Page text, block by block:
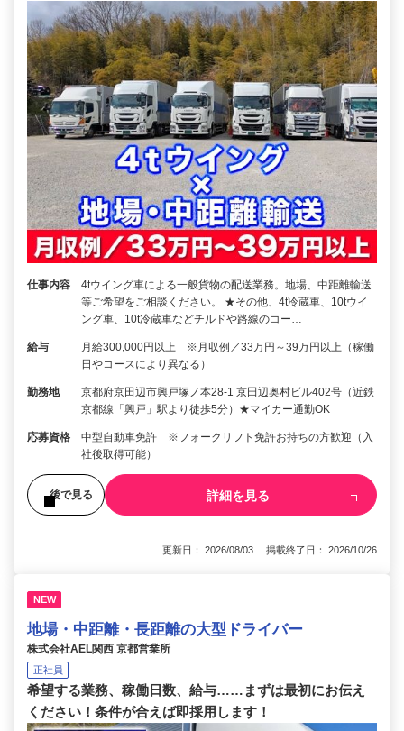
仕事内容
4tウイング車による一般貨物の配送業務。地場、中距離輸送
等ご希望をご相談ください。 ★その他、4t冷蔵車、10tウイ
ング車、10t冷蔵車などチルドや路線のコー…
給与
月給300,000円以上 ※月収例／33万円～39万円以上（稼働
日やコースにより異なる）
勤務地
京都府京田辺市興戸塚ノ本28-1 京田辺奥村ビル402号（近鉄
京都線「興戸」駅より徒歩5分）★マイカー通勤OK
応募資格
中型自動車免許 ※フォークリフト免許お持ちの方歓迎（入
社後取得可能）
後で見る 詳細を見る
更新日： 2026/08/03 掲載終了日： 2026/10/26
NEW
地場・中距離・長距離の大型ドライバー
株式会社AEL関西 京都営業所
正社員
希望する業務、稼働日数、給与……まずは最初にお伝え
ください！条件が合えば即採用します！